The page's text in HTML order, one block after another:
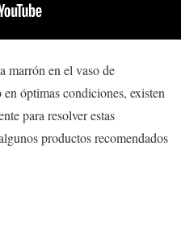
marrón en el vaso de
óptimas condiciones, existen
para resolver estas
productos recomendados